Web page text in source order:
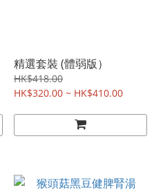
精選套裝 (體弱版）
HK$418.00
HK$320.00 ~ HK$410.00